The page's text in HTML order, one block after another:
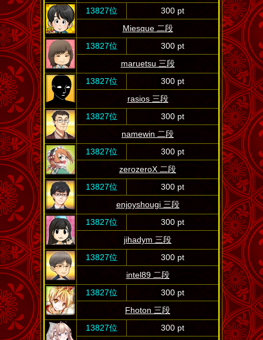
13827位
300 pt
Miesque 二段
13827位
300 pt
maruetsu 三段
13827位
300 pt
rasios 三段
13827位
300 pt
namewin 二段
13827位
300 pt
zerozeroX 二段
13827位
300 pt
enjoyshougi 三段
13827位
300 pt
jihadym 三段
13827位
300 pt
intel89 二段
13827位
300 pt
Fhoton 三段
13827位
300 pt